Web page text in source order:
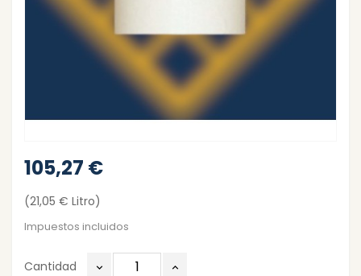
105,27 €
(21,05 € Litro)
Impuestos incluidos
Cantidad